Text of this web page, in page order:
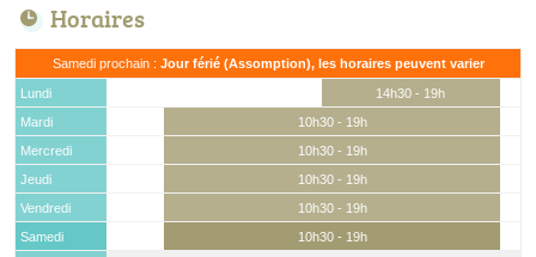
Horaires
Samedi prochain : Jour férié (Assomption), les horaires peuvent varier
Lundi
14h30 - 19h
Mardi
10h30 - 19h
Mercredi
10h30 - 19h
Jeudi
10h30 - 19h
Vendredi
10h30 - 19h
Samedi
10h30 - 19h